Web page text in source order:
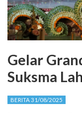
Gelar
Suksma
BERITA 31/08/2025